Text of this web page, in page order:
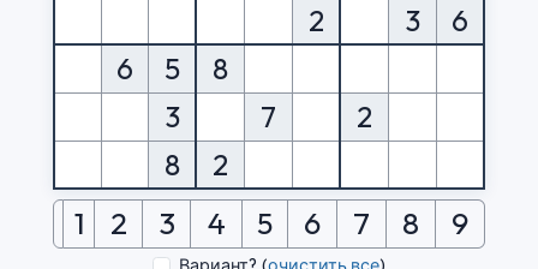
2
3
6
6
5
8
3
7
2
8
2
1 2 3 4 5 6 7 8 9